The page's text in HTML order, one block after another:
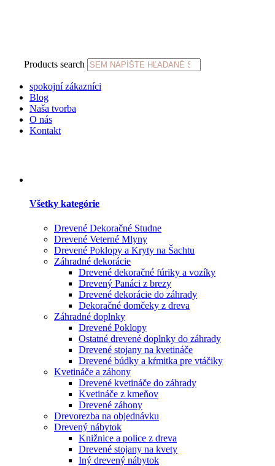
Products search
spokojní zákazníci
Blog
Naša tvorba
O nás
Kontakt
Všetky kategórie
Drevené Dekoračné Studne
Drevené Veterné Mlyny
Drevené Poklopy a Kryty na Šachtu
Záhradné dekorácie
Drevené dekoračné fúriky a vozíky
Drevený Panáci z brezy
Drevené dekorácie do záhrady
Dekoračné domčeky z dreva
Záhradné doplnky
Drevené Poklopy
Ostatné drevené doplnky do záhrady
Drevené stojany na kvetináče
Drevené búdky a kŕmitka pre vtáčiky
Kvetináče a záhony
Drevené kvetináče do záhrady
Kvetináče z kmeňov
Drevené záhony
Drevorezba na objednávku
Drevený nábytok
Knižnice a police z dreva
Drevené stojany na kvety
Iný drevený nábytok